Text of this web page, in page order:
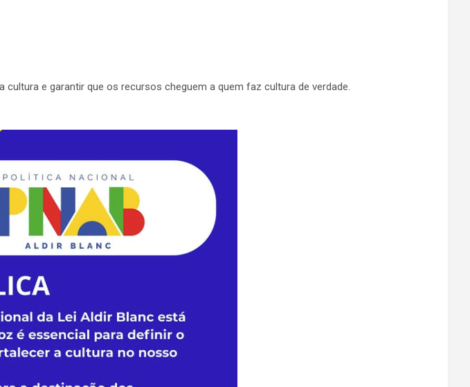
e garantir que os recursos cheguem a quem faz cultura de verdade.